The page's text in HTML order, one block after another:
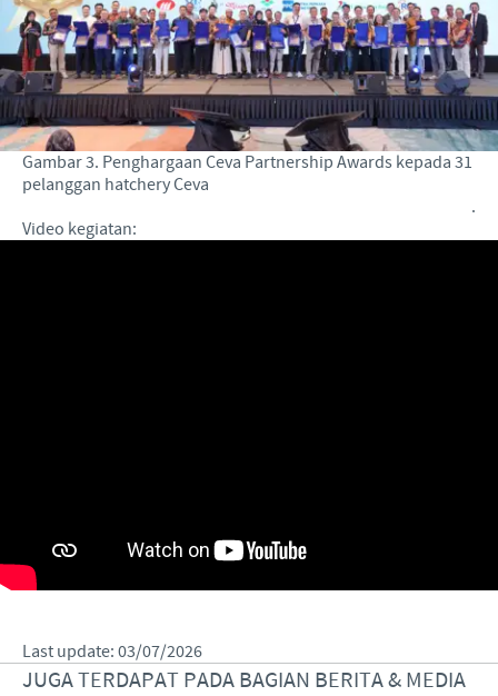
Gambar 3. Penghargaan Ceva Partnership Awards kepada 31
pelanggan hatchery Ceva
.
Video kegiatan:
Last update: 03/07/2026
JUGA TERDAPAT PADA BAGIAN BERITA & MEDIA